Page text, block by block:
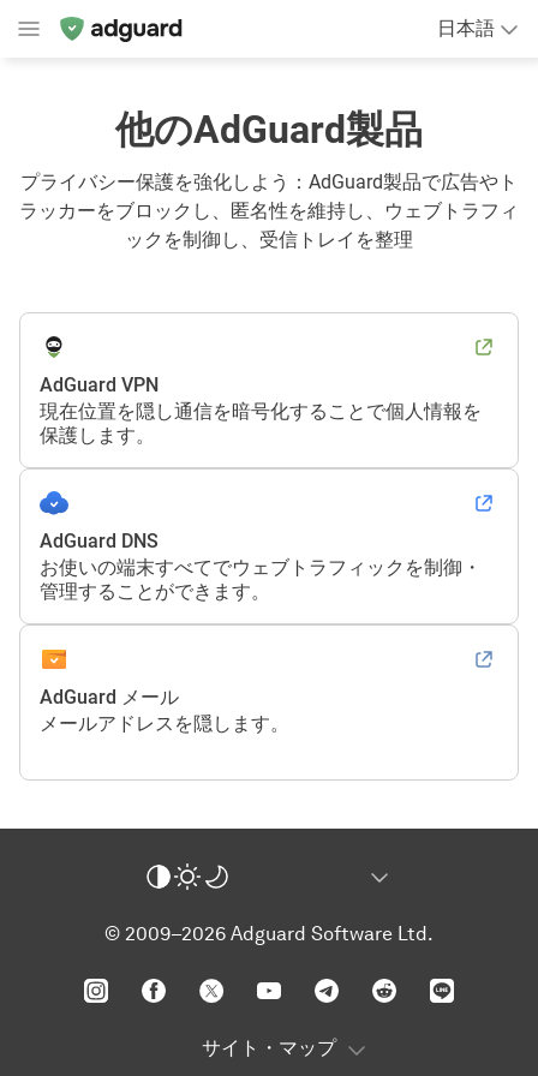
日本語
他のAdGuard製品
プライバシー保護を強化しよう：AdGuard製品で広告やト
ラッカーをブロックし、匿名性を維持し、ウェブトラフィ
ックを制御し、受信トレイを整理
AdGuard VPN
現在位置を隠し通信を暗号化することで個人情報を
保護します。
AdGuard DNS
お使いの端末すべてでウェブトラフィックを制御・
管理することができます。
AdGuard メール
メールアドレスを隠します。
© 2009–2026 Adguard Software Ltd.
サイト・マップ